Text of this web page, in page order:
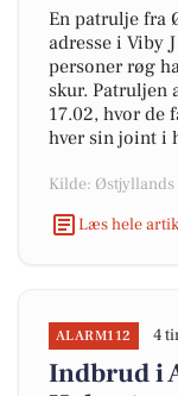
En patrulje fra
adresse i Viby
personer røg
skur. Patruljen
17.02, hvor de
hver sin joint i
Kilde: Østjyllands
Læs hele
ALARM112 4
Indbrud i